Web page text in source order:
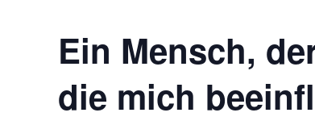
Ein Mensch,
die mich